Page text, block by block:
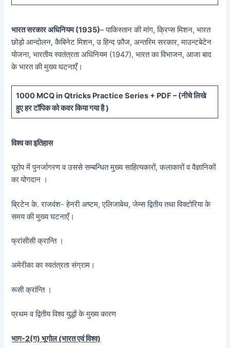
भारत सरकार अधिनियम (1935)– पाकिस्तान की मांग, क्रिप्स मिशन, भारत
छोड़ो आन्दोलन, कैबिनेट मिशन, उ हिन्द फ़ौज, अन्तरिम सरकार, माउन्टबेटेन
योजना, भारतीय स्वतंत्रता अधिनियम (1947), भारत का विभाजन, आजा बाद
के भारत की मुख्य घटनाएँ।
1000 MCQ in Qtricks Practice Series + PDF – (नीचेलिखे
हुएहर टॉपिक को कवर किया गया है )
विश्व का इतिहास
यूरोप में पुनर्जागरण व उससे सम्बन्धित मुख्य साहित्यकारों, कलाकारों व वैज्ञानिकों
का योगदान ।
ब्रिटेन के. राजवंश- हेनरी अष्टम, एलिजाबेथ, जेम्स द्वितीय तथा विक्टोरिया के
समय की मुख्य घटनाएँ।
फ्रांसीसी क्रान्ति ।
अमेरीका का स्वतंत्रता संग्राम।
रूसी क्रांन्ति ।
प्रथम व द्वितीय विश्व युद्धों के मुख्य कारण
भाग-2(ग) भूगोल (भारत एवं विश्व)